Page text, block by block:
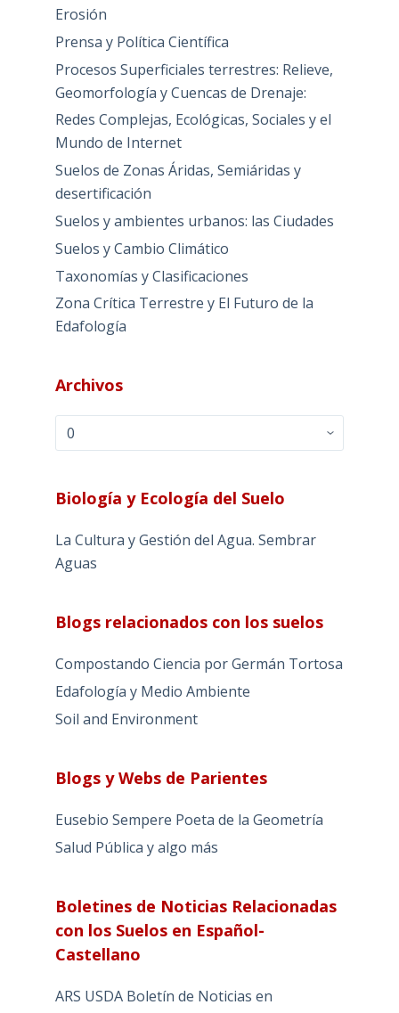
Erosión
Prensa y Política Científica
Procesos Superficiales terrestres: Relieve,
Geomorfología y Cuencas de Drenaje:
Redes Complejas, Ecológicas, Sociales y el
Mundo de Internet
Suelos de Zonas Áridas, Semiáridas y
desertificación
Suelos y ambientes urbanos: las Ciudades
Suelos y Cambio Climático
Taxonomías y Clasificaciones
Zona Crítica Terrestre y El Futuro de la
Edafología
Archivos
Archivos
Biología y Ecología del Suelo
La Cultura y Gestión del Agua. Sembrar
Aguas
Blogs relacionados con los suelos
Compostando Ciencia por Germán Tortosa
Edafología y Medio Ambiente
Soil and Environment
Blogs y Webs de Parientes
Eusebio Sempere Poeta de la Geometría
Salud Pública y algo más
Boletines de Noticias Relacionadas
con los Suelos en Español-
Castellano
ARS USDA Boletín de Noticias en